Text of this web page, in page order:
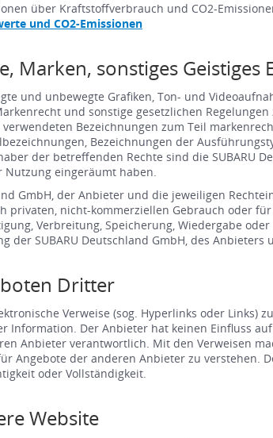
über Kraftstoffverbrauch und CO2-
und CO2-Emissionen
Marken, sonstiges Geistiges
und unbewegte Grafiken, Ton- und
und sonstige gesetzlichen
Bezeichnungen zum Teil
Bezeichnungen der
der betreffenden Rechte sind die SUBARU
Nutzung eingeräumt haben.
GmbH, der Anbieter und die jeweiligen
privaten, nicht-kommerziellen Gebrauch oder
Verbreitung, Speicherung, Wiedergabe
der SUBARU Deutschland GmbH, des
Dritter
Verweise (sog. Hyperlinks oder
Information. Der Anbieter hat keinen Einfluss
Anbieter verantwortlich. Mit den Verweisen
Angebote der anderen Anbieter zu
oder Vollständigkeit.
Website